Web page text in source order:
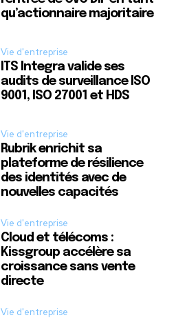
qu’actionnaire majoritaire
Vie d'entreprise
ITS Integra valide ses
audits de surveillance ISO
9001, ISO 27001 et HDS
Vie d'entreprise
Rubrik enrichit sa
plateforme de résilience
des identités avec de
nouvelles capacités
Vie d'entreprise
Cloud et télécoms :
Kissgroup accélère sa
croissance sans vente
directe
Vie d'entreprise